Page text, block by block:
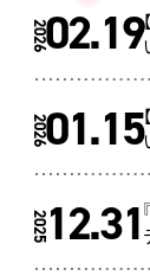
202602.19
202601.15
202512.31